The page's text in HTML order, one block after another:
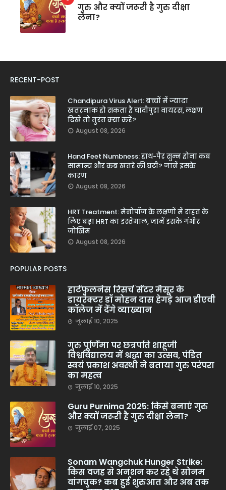
गुरु और क्यों जरूरी है गुरु दीक्षा
लेना?
RECENT-POST
Chandipura Virus Alert: बच्चों में ज्यादा
खतरनाक हो सकता है चांदीपुरा वायरस, लक्षण
दिखें तो तुरंत क्या करें?
August 08, 2026
Hand Feet Numbness: हाथ-पैर सुन्न होना कब
सामान्य और कब खतरे की घंटी? जानें इसके
कारण
August 08, 2026
HRT Treatment: मेनोपॉज के लक्षणों में राहत के
लिए बढ़ा HRT का इस्तेमाल, जानें इसके गंभीर
जोखिम
August 08, 2026
POPULAR POSTS
हार्टफुलनेस रिसर्च सेंटर मैसूर के
डायरेक्टर डॉ मोहन दास हेगड़े आज डीएवी
कॉलेज में देंगे व्याख्यान
जुलाई 10, 2025
गुरु पूर्णिमा पर छत्रपति शाहूजी
विश्वविद्यालय में श्रद्धा का उत्सव, पंडित
स्वयं प्रकाश अवस्थी ने बताया गुरु परंपरा
का महत्व
जुलाई 10, 2025
Guru Purnima 2025: किसे बनाएं गुरु
और क्यों जरूरी है गुरु दीक्षा लेना?
जुलाई 07, 2025
Sonam Wangchuk Hunger Strike:
किस वजह से अनशन कर रहे थे सोनम
वांगचुक? कब हुई शुरुआत और अब तक